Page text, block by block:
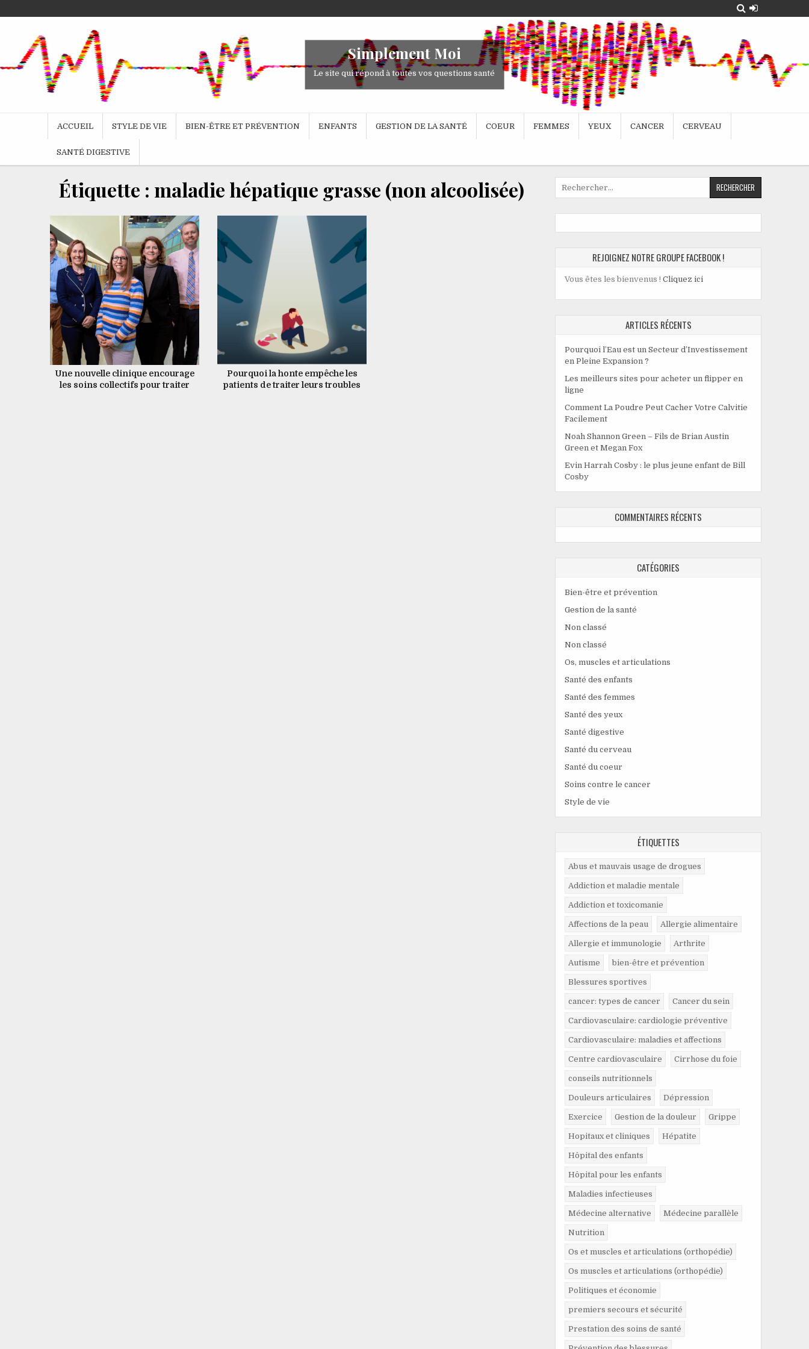
to
Simplement Moi
Le site qui répond à toutes vos questions santé
ACCUEIL STYLE DE VIE BIEN-ÊTRE ET PRÉVENTION ENFANTS GESTION DE LA SANTÉ COEUR FEMMES YEUX CANCER CERVEAU
SANTÉ DIGESTIVE
Étiquette : maladie hépatique grasse (non alcoolisée)
Une nouvelle clinique encourage
les soins collectifs pour traiter
Pourquoi la honte empêche les
patients de traiter leurs troubles
REJOIGNEZ NOTRE GROUPE FACEBOOK !
Vous êtes les bienvenus ! Cliquez ici
ARTICLES RÉCENTS
Pourquoi l’Eau est un Secteur d’Investissement
en Pleine Expansion ?
Les meilleurs sites pour acheter un flipper en
ligne
Comment La Poudre Peut Cacher Votre Calvitie
Facilement
Noah Shannon Green – Fils de Brian Austin
Green et Megan Fox
Evin Harrah Cosby : le plus jeune enfant de Bill
Cosby
COMMENTAIRES RÉCENTS
CATÉGORIES
Bien-être et prévention
Gestion de la santé
Non classé
Non classé
Os, muscles et articulations
Santé des enfants
Santé des femmes
Santé des yeux
Santé digestive
Santé du cerveau
Santé du coeur
Soins contre le cancer
Style de vie
ÉTIQUETTES
Abus et mauvais usage de drogues
Addiction et maladie mentale
Addiction et toxicomanie
Affections de la peau Allergie alimentaire
Allergie et immunologie Arthrite
Autisme bien-être et prévention
Blessures sportives
cancer: types de cancer Cancer du sein
Cardiovasculaire: cardiologie préventive
Cardiovasculaire: maladies et affections
Centre cardiovasculaire Cirrhose du foie
conseils nutritionnels
Douleurs articulaires Dépression
Exercice Gestion de la douleur Grippe
Hopitaux et cliniques Hépatite
Hôpital des enfants
Hôpital pour les enfants
Maladies infectieuses
Médecine alternative Médecine parallèle
Nutrition
Os et muscles et articulations (orthopédie)
Os muscles et articulations (orthopédie)
Politiques et économie
premiers secours et sécurité
Prestation des soins de santé